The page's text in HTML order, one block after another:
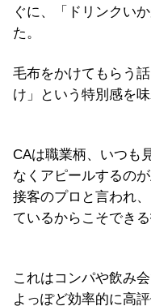
ぐに、「ドリンクい
た。
毛布をかけてもらう
け」という特別感を
CAは職業柄、いつも
なくアピールするのが
接客のプロと言われ
ているからこそできる
これはコンパや飲み
よっぽど効率的に高